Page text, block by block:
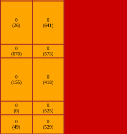
0
(26)
0
(641)
0
(670)
0
(573)
0
(155)
0
(418)
0
(0)
0
(525)
0
(49)
0
(529)